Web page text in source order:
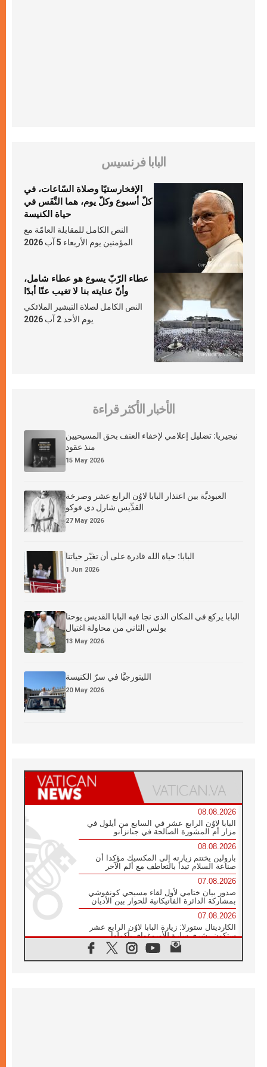
البابا فرنسيس
الإفخارستيّا وصلاة السّاعات، في
كلّ أسبوع وكلّ يوم، هما النَّفَس في
حياة الكنيسة
النص الكامل للمقابلة العامّة مع
المؤمنين يوم الأربعاء 5 آب 2026
عطاء الرّبّ يسوع هو عطاء شامل،
وأنّ عنايته بنا لا تغيب عنّا أبدًا
النص الكامل لصلاة التبشير الملائكي
يوم الأحد 2 آب 2026
الأخبار الأكثر قراءة
نيجيريا: تضليل إعلامي لإخفاء العنف بحق المسيحيين
منذ عقود
15 May 2026
العبوديَّة بين اعتذار البابا لاوُن الرابع عشر وصرخة
القدِّيس شارل دي فوكو
27 May 2026
البابا: حياة الله قادرة على أن تغيّر حياتنا
1 Jun 2026
البابا يركع في المكان الذي نجا فيه البابا القديس يوحنا
بولس الثاني من محاولة اغتيال
13 May 2026
الليتورجيَّا في سرّ الكنيسة
20 May 2026
08.08.2026
البابا لاوُن الرابع عشر في السابع من أيلول في
مزار أم المشورة الصالحة في جناتزانو
08.08.2026
بارولين يختتم زيارته إلى المكسيك مؤكدا أن
صناعة السلام تبدأ بالتعاطف مع ألم الآخر
07.08.2026
صدور بيان ختامي لأول لقاء مسيحي كونفوشي
بمشاركة الدائرة الفاتيكانية للحوار بين الأديان
07.08.2026
الكاردينال ستورلا: زيارة البابا لاوُن الرابع عشر
ستكون بشرى سارة للأوروغواي بأكملها
الفاتيكان يعلن برنامج الزيارة الرسولية للبابا لاوُن